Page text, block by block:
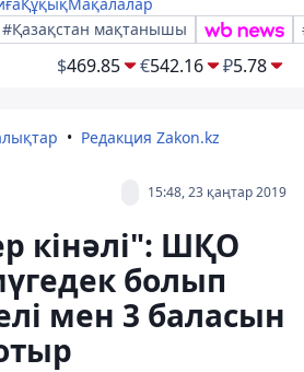
#Қазақстан мақтанышы
$469.85 €542.16 ₽5.78
Редакция Zakon.kz
15:48, 23 қаңтар 2019
кінәлі": ШҚО
болып
мен 3 баласын